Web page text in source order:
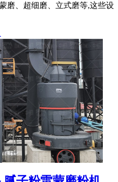
磨、超细磨、立式磨等,这些设